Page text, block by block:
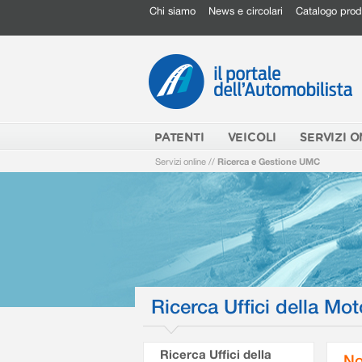
Chi siamo News e circolari Catalogo
PATENTI VEICOLI SERVIZI
Servizi online // Ricerca e Gestione UMC
Ricerca Uffici della
Ricerca Uffici della